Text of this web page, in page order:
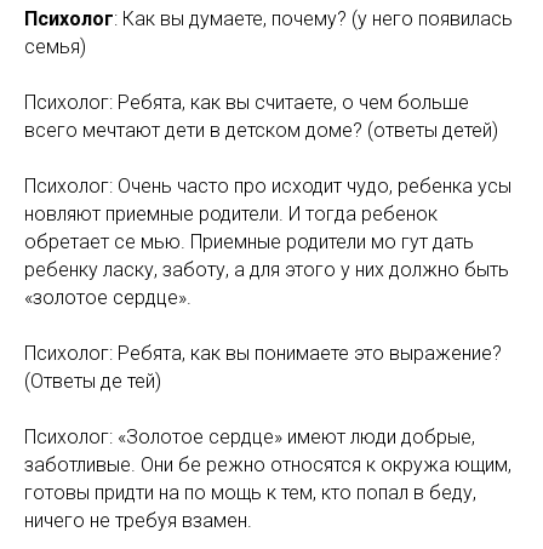
Психолог: Как вы думаете, почему? (у него появилась
семья)
Психолог: Ребята, как вы считаете, о чем больше
всего мечтают дети в детском доме? (ответы детей)
Психолог: Очень часто про исходит чудо, ребенка усы
новляют приемные родители. И тогда ребенок
обретает се мью. Приемные родители мо гут дать
ребенку ласку, заботу, а для этого у них должно быть
«золотое сердце».
Психолог: Ребята, как вы понимаете это выражение?
(Ответы де тей)
Психолог: «Золотое сердце» имеют люди добрые,
заботливые. Они бе режно относятся к окружа ющим,
готовы придти на по мощь к тем, кто попал в беду,
ничего не требуя взамен.